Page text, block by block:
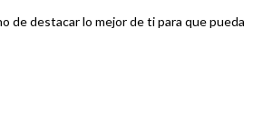
de destacar lo mejor de ti para que pueda